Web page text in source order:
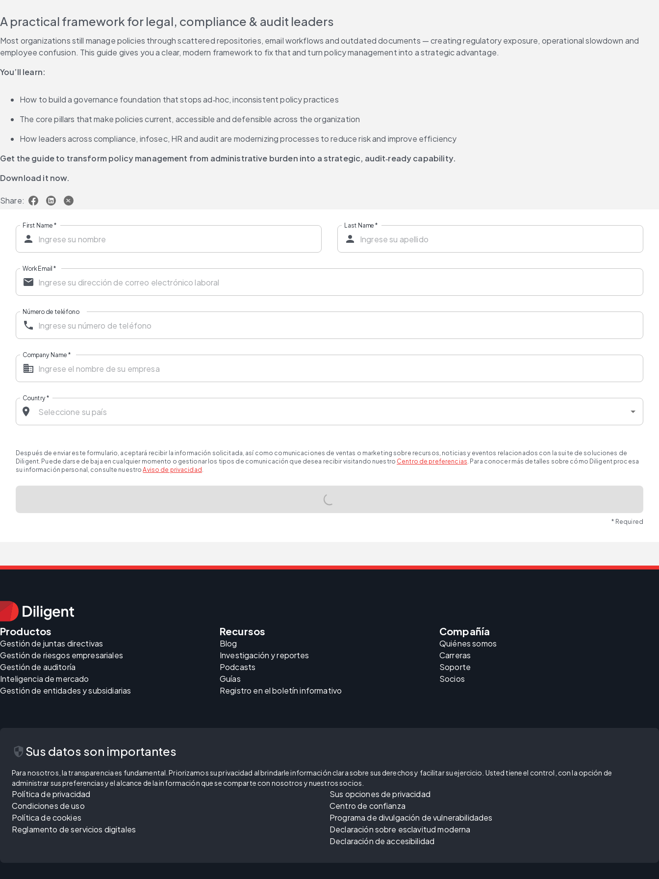
A practical framework for legal, compliance & audit leaders
Most organizations still manage policies through scattered repositories, email workflows and outdated documents — creating regulatory exposure, operational slowdown and
employee confusion. This guide gives you a clear, modern framework to fix that and turn policy management into a strategic advantage.
You’ll learn:
How to build a governance foundation that stops ad‑hoc, inconsistent policy practices
The core pillars that make policies current, accessible and defensible across the organization
How leaders across compliance, infosec, HR and audit are modernizing processes to reduce risk and improve efficiency
Get the guide to transform policy management from administrative burden into a strategic, audit‑ready capability.
Download it now.
Share:
First Name* Last Name *
Work Email*
Número de teléfono
Company Name*
Country*
Después de enviar este formulario, aceptará recibir la información solicitada, así como comunicaciones de ventas o marketing sobre recursos, noticias y eventos relacionados con la suite de soluciones de
Diligent. Puede darse de baja en cualquier momento o gestionar los tipos de comunicación que desea recibir visitando nuestro Centro de preferencias. Para conocer más detalles sobre cómo Diligent procesa
su información personal, consulte nuestroAviso de privacidad .
* Required
Productos
Gestión de juntas directivas
Gestión de riesgos empresariales
Gestión de auditoría
Inteligencia de mercado
Gestión de entidades y subsidiarias
Recursos
Blog
Investigación y reportes
Podcasts
Guías
Registro en el boletín informativo
Compañía
Quiénes somos
Carreras
Soporte
Socios
security Sus datos son importantes
Para nosotros, la transparencia es fundamental. Priorizamos su privacidad al brindarle información clara sobre sus derechos y facilitar su ejercicio. Usted tiene el control, con la opción de
administrar sus preferencias y el alcance de la información que se comparte con nosotros y nuestros socios.
Política de privacidad
Condiciones de uso
Política de cookies
Reglamento de servicios digitales
Sus opciones de privacidad
Centro de confianza
Programa de divulgación de vulnerabilidades
Declaración sobre esclavitud moderna
Declaración de accesibilidad